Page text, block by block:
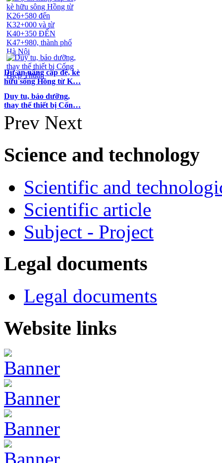
Dự án nâng cấp đê, kè
hữu sông Hồng từ K…
Duy tu, bảo dưỡng,
thay thế thiết bị Cốn…
Prev Next
Science and technology
Scientific and
Scientific article
Subject - Project
Legal documents
Legal documents
Website links